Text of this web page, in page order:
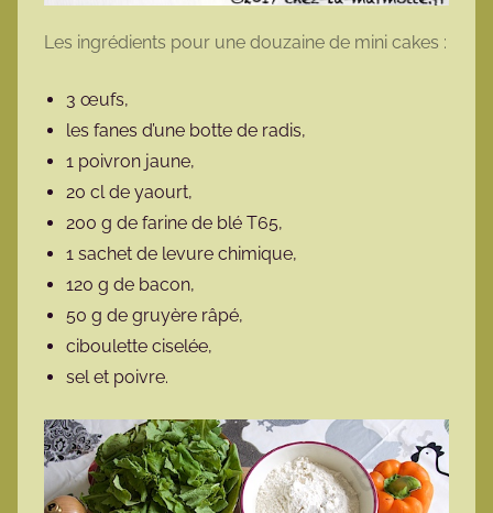
Les ingrédients pour une douzaine de mini cakes :
3 œufs,
les fanes d’une botte de radis,
1 poivron jaune,
20 cl de yaourt,
200 g de farine de blé T65,
1 sachet de levure chimique,
120 g de bacon,
50 g de gruyère râpé,
ciboulette ciselée,
sel et poivre.